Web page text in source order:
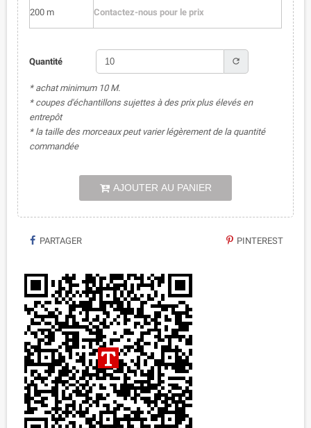
200 m Contactez-nous pour le prix
Quantité refresh
* achat minimum 10 M.
* coupes d'échantillons sujettes à des prix plus élevés en
entrepôt
* la taille des morceaux peut varier légèrement de la quantité
commandée
AJOUTER AU PANIER
PARTAGER PINTEREST